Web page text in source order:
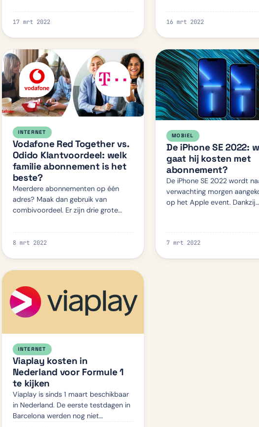
17 mrt 2022
Formule 1 grootheden? En
16 mrt 2022
INTERNET
Vodafone Red Together vs.
Odido Klantvoordeel: welk
familie abonnement is het
beste?
Meerdere abonnementen op één
adres? Maak dan gebruik van
combivoordeel. Er zijn drie grote
aanbieden: KPN, Vodafone en Odido
Vandaag vergelijken we Vodafone
8 mrt 2022
MOBIEL
De iPhone SE 2022:
gaat hij kosten met
abonnement?
De iPhone SE 2022 wordt
verwachting morgen
op het Apple event. Dankzij
artikel kijken we naar de
7 mrt 2022
INTERNET
Viaplay kosten in
Nederland voor Formule 1
te kijken
Viaplay is sinds 1 maart beschikbaar
in Nederland. De eerste testdagen in
Barcelona werden nog niet